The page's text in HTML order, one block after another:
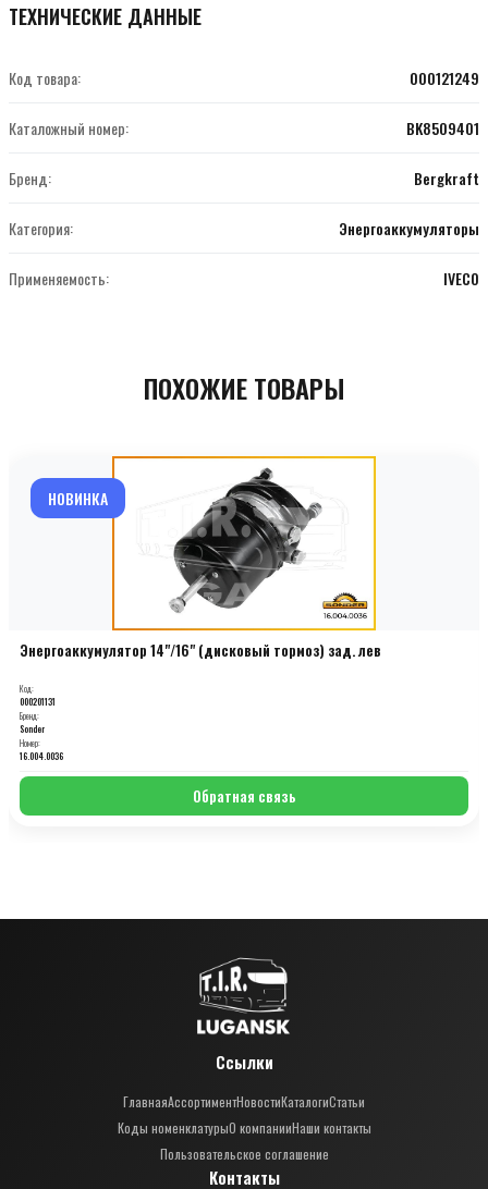
ТЕХНИЧЕСКИЕ ДАННЫЕ
Код товара: 000121249
Каталожный номер: BK8509401
Бренд: Bergkraft
Категория: Энергоаккумуляторы
Применяемость: IVECO
ПОХОЖИЕ ТОВАРЫ
НОВИНКА
Энергоаккумулятор 14"/16" (дисковый тормоз) зад. лев
Код:
000201131
Бренд:
Sonder
Номер:
16.004.0036
Обратная связь
Ссылки
ГлавнаяАссортиментНовостиКаталогиСтатьи
Коды номенклатурыО компанииНаши контакты
Пользовательское соглашение
Контакты